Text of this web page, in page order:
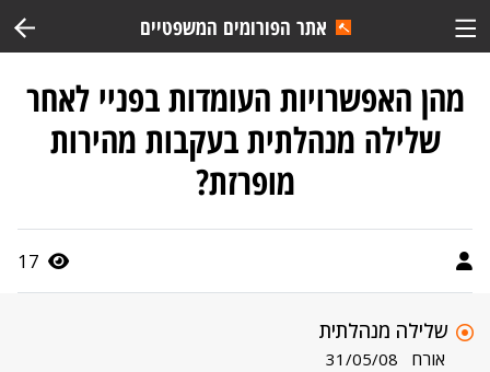
אתר הפורומים המשפטיים
מהן האפשרויות העומדות בפניי לאחר
שלילה מנהלתית בעקבות מהירות
מופרזת?
17
שלילה מנהלתית
אורח 31/05/08